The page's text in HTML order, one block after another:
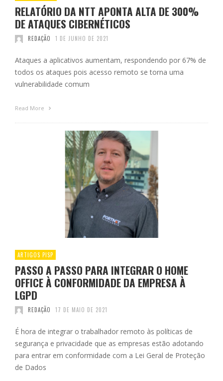
RELATÓRIO DA NTT APONTA ALTA DE 300%
DE ATAQUES CIBERNÉTICOS
REDAÇÃO 1 DE JUNHO DE 2021
Ataques a aplicativos aumentam, respondendo por 67% de
todos os ataques pois acesso remoto se torna uma
vulnerabilidade comum
Read More
ARTIGOS PISP
PASSO A PASSO PARA INTEGRAR O HOME
OFFICE À CONFORMIDADE DA EMPRESA À
LGPD
REDAÇÃO 17 DE MAIO DE 2021
É hora de integrar o trabalhador remoto às políticas de
segurança e privacidade que as empresas estão adotando
para entrar em conformidade com a Lei Geral de Proteção
de Dados